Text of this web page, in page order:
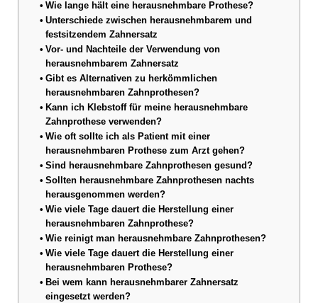
Wie lange hält eine herausnehmbare Prothese?
Unterschiede zwischen herausnehmbarem und
festsitzendem Zahnersatz
Vor- und Nachteile der Verwendung von
herausnehmbarem Zahnersatz
Gibt es Alternativen zu herkömmlichen
herausnehmbaren Zahnprothesen?
Kann ich Klebstoff für meine herausnehmbare
Zahnprothese verwenden?
Wie oft sollte ich als Patient mit einer
herausnehmbaren Prothese zum Arzt gehen?
Sind herausnehmbare Zahnprothesen gesund?
Sollten herausnehmbare Zahnprothesen nachts
herausgenommen werden?
Wie viele Tage dauert die Herstellung einer
herausnehmbaren Zahnprothese?
Wie reinigt man herausnehmbare Zahnprothesen?
Wie viele Tage dauert die Herstellung einer
herausnehmbaren Prothese?
Bei wem kann herausnehmbarer Zahnersatz
eingesetzt werden?